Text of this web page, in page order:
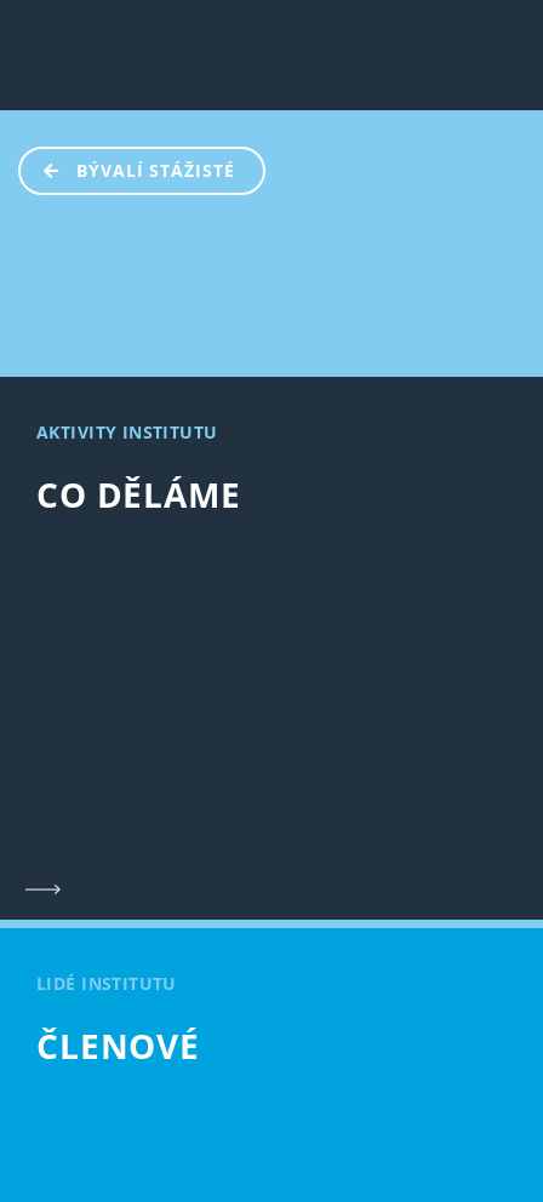
BÝVALÍ STÁŽISTÉ
CO DĚLÁME
AKTIVITY INSTITUTU
LIDÉ INSTITUTU
ČLENOVÉ